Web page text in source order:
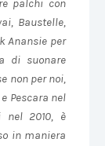
palchi con
Baustelle,
Anansie per
di suonare
non per noi,
Pescara nel
nel 2010, è
in maniera